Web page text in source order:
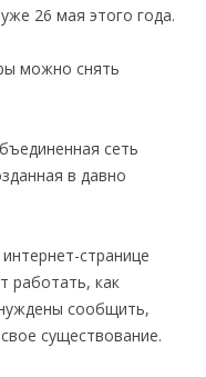
26 мая этого года.
можно снять
сеть
в давно
странице
работать, как
сообщить,
существование.